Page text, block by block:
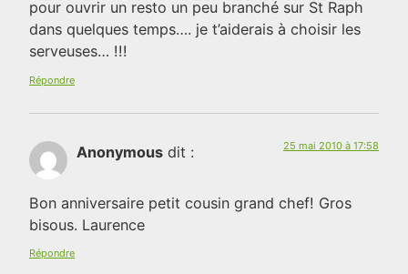
pour ouvrir un resto un peu branché sur St Raph
dans quelques temps…. je t’aiderais à choisir les
serveuses… !!!
Répondre
Anonymous dit : 25 mai 2010 à 17:58
Bon anniversaire petit cousin grand chef! Gros
bisous. Laurence
Répondre